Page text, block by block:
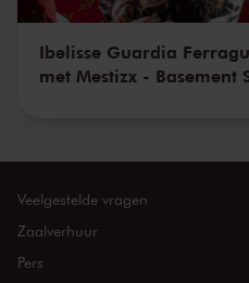
Ibelisse Guardia
met Mestizx - Basement
Veelgestelde vragen
Zaalverhuur
Pers